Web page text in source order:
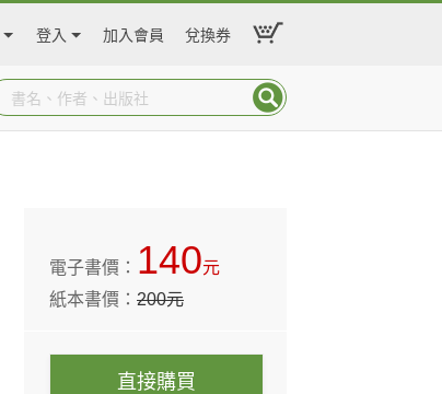
登入 加入會員 兌換券
電子書價： 140元
紙本書價：200元
直接購買